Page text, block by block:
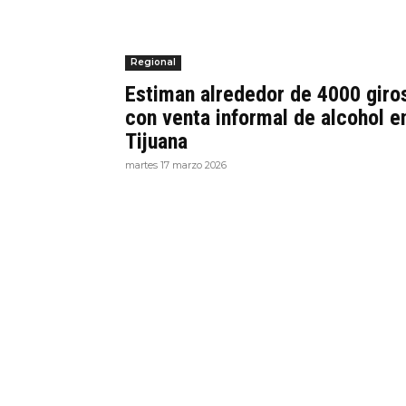
Regional
Estiman alrededor de 4000
con venta informal de alcohol
Tijuana
martes 17 marzo 2026